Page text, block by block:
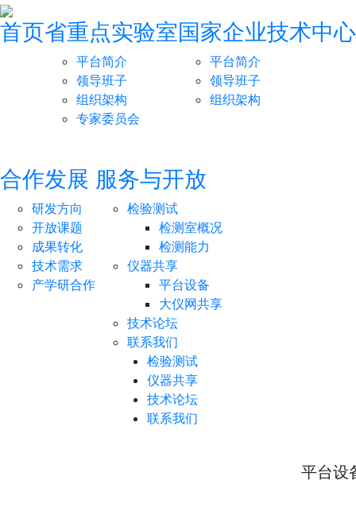
首页省重点实验室
平台简介
领导班子
组织架构
专家委员会
国家企业技术中心
平台简介
领导班子
组织架构
合作发展
研发方向
开放课题
成果转化
技术需求
产学研合作
服务与开放
检验测试
检测室概况
检测能力
仪器共享
平台设备
大仪网共享
技术论坛
联系我们
检验测试
仪器共享
技术论坛
联系我们
平台设